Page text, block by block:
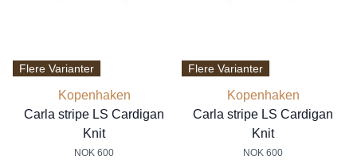
Flere Varianter
Kopenhaken
Carla stripe LS Cardigan
Knit
NOK 600
Flere Varianter
Kopenhaken
Carla stripe LS Cardigan
Knit
NOK 600